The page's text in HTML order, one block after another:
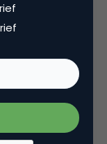
. Door
naar
aan een
te geven